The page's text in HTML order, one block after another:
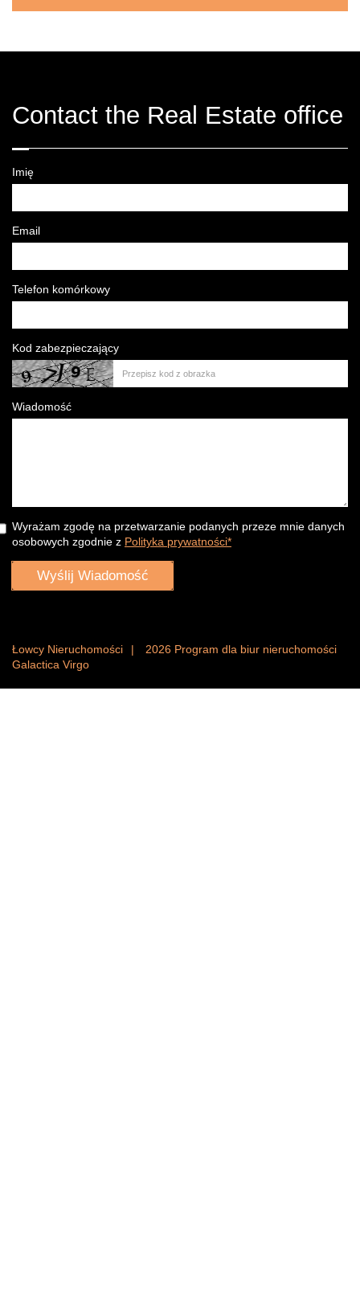
Contact the Real Estate office
Imię
Email
Telefon komórkowy
Kod zabezpieczający
Wiadomość
Wyrażam zgodę na przetwarzanie podanych przeze mnie danych
osobowych zgodnie z Polityka prywatności*
Łowcy Nieruchomości 2026 Program dla biur nieruchomości
Galactica Virgo